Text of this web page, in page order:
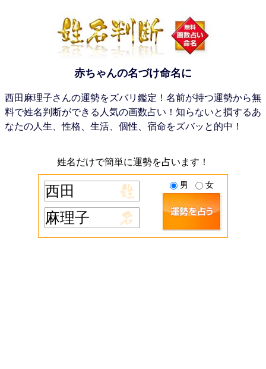
赤ちゃんの名づけ命名に
西田麻理子さんの運勢をズバリ鑑定！名前が持つ運勢から無
料で姓名判断ができる人気の画数占い！知らないと損するあ
なたの人生、性格、生活、個性、宿命をズバッと的中！
姓名だけで簡単に運勢を占います！
男 女